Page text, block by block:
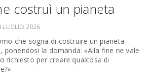
costruì un pianeta
LUGLIO 2026
che sogna di costruire un pianeta
ponendosi la domanda: «Alla fine ne vale
richiesto per creare qualcosa di